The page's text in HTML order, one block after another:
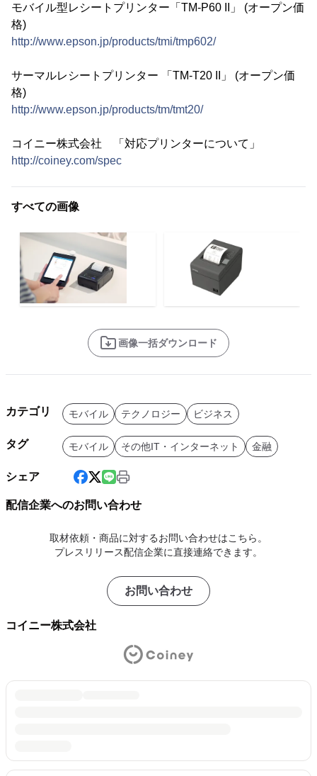
モバイル型レシートプリンター「TM-P60 II」 (オープン価
格)
http://www.epson.jp/products/tmi/tmp602/
サーマルレシートプリンター 「TM-T20 II」 (オープン価
格)
http://www.epson.jp/products/tm/tmt20/
コイニー株式会社 「対応プリンターについて」
http://coiney.com/spec
すべての画像
画像一括ダウンロード
カテゴリ モバイル テクノロジー ビジネス
タグ モバイル その他IT・インターネット 金融
シェア
配信企業へのお問い合わせ
取材依頼・商品に対するお問い合わせはこちら。
プレスリリース配信企業に直接連絡できます。
お問い合わせ
コイニー株式会社